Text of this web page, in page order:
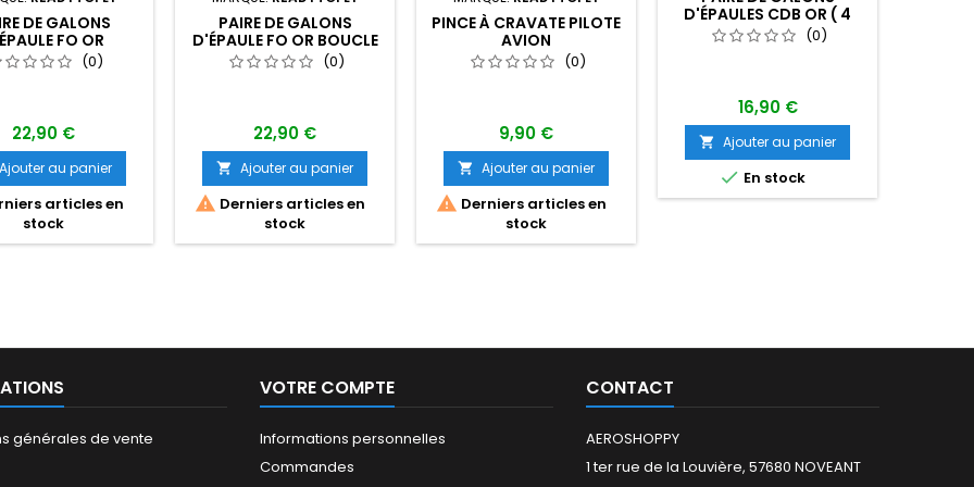
DE GALONS
FO OR
(0)
22,90 €
Ajouter au panier
articles en
stock
PAIRE DE GALONS
D'ÉPAULE FO OR BOUCLE
NELSON (0)
22,90 €
 Ajouter au panier
 Derniers articles en
stock
PINCE À CRAVATE PILOTE
AVION
(0)
9,90 €
 Ajouter au panier
 Derniers articles en
stock
D'ÉPAULES CDB OR ( 4
BARETTES)(0)
16,90 €
 Ajouter au panier
 En stock
générales de vente
VOTRE COMPTE
Informations personnelles
Commandes
CONTACT
AEROSHOPPY
1 ter rue de la Louvière, 57680 NOVEANT